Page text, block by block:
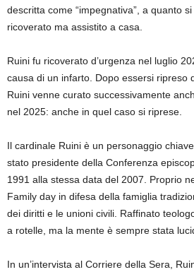
descritta come “impegnativa”, a quanto
ricoverato ma assistito a casa.
Ruini fu ricoverato d’urgenza nel luglio
causa di un infarto. Dopo essersi ripreso
Ruini venne curato successivamente
nel 2025: anche in quel caso si riprese.
Il cardinale Ruini è un personaggio
stato presidente della Conferenza
1991 alla stessa data del 2007. Proprio
Family day in difesa della famiglia
dei diritti e le unioni civili. Raffinato
a rotelle, ma la mente è sempre stata
In un’intervista al Corriere della Sera,